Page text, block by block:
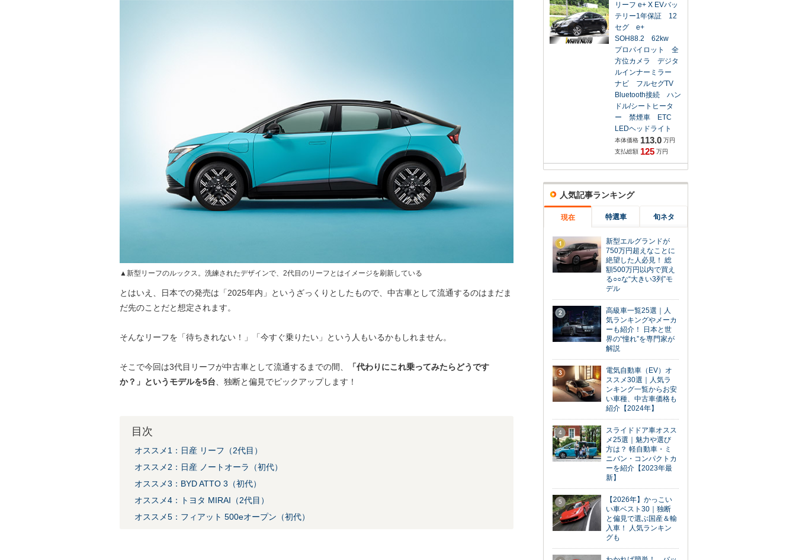
▲新型リーフのルックス。洗練されたデザインで、2代目のリーフとはイメージを刷新している
とはいえ、日本での発売は「2025年内」というざっくりとしたもので、中古車として流通するのはまだま
だ先のことだと想定されます。
そんなリーフを「待ちきれない！」「今すぐ乗りたい」という人もいるかもしれません。
そこで今回は3代目リーフが中古車として流通するまでの間、
「代わりにこれ乗ってみたらどうです
か？」というモデルを5台 、独断と偏見でピックアップします！
目次
オススメ1：日産 リーフ（2代目）
オススメ2：日産 ノートオーラ（初代）
オススメ3：BYD ATTO 3（初代）
オススメ4：トヨタ MIRAI（2代目）
オススメ5：フィアット 500eオープン（初代）
リーフ e+ X EVバッ
テリー1年保証 12
セグ e+
SOH88.2 62kw
プロパイロット 全
方位カメラ デジタ
ルインナーミラー
ナビ フルセグTV
Bluetooth接続 ハン
ドル/シートヒータ
ー 禁煙車 ETC
LEDヘッドライト
本体価格 113.0 万円
支払総額 125 万円
人気記事ランキング
現在 特選車 旬ネタ
1
新型エルグランドが
750万円超えなことに
絶望した人必見！ 総
額500万円以内で買え
る○○な“大きい3列”モ
デル
2
高級車一覧25選｜人
気ランキングやメーカ
ーも紹介！ 日本と世
界の“憧れ”を専門家が
解説
3
電気自動車（EV）オ
ススメ30選｜人気ラ
ンキング一覧からお安
い車種、中古車価格も
紹介【2024年】
4
スライドドア車オスス
メ25選｜魅力や選び
方は？ 軽自動車・ミ
ニバン・コンパクトカ
ーを紹介【2023年最
新】
5
【2026年】かっこい
い車ベスト30｜独断
と偏見で選ぶ国産＆輸
入車！ 人気ランキン
グも